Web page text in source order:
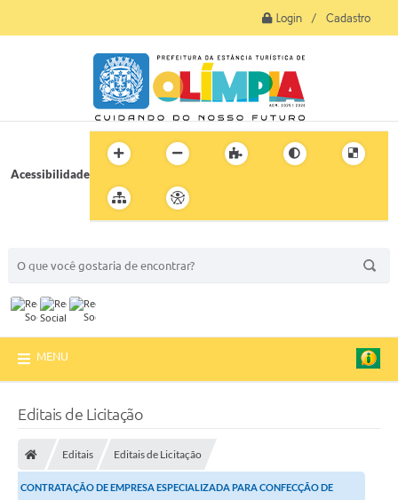
Login / Cadastro
Acessibilidade
MENU
Editais de Licitação
Editais Editais de Licitação
CONTRATAÇÃO DE EMPRESA ESPECIALIZADA PARA CONFECÇÃO DE